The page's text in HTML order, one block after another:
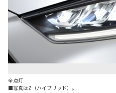
全点灯
■写真はZ（ハイブリッド）。